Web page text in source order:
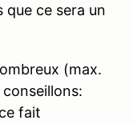
que ce sera un
(max.
fait